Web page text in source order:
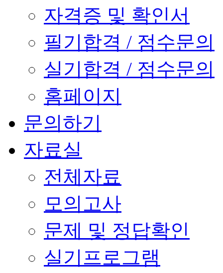
자격증 및 확인서
필기합격 / 점수문의
실기합격 / 점수문의
홈페이지
문의하기
자료실
전체자료
모의고사
문제 및 정답확인
실기프로그램